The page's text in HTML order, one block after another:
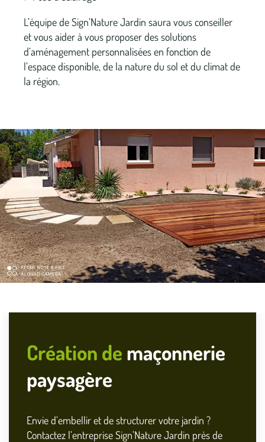
L’équipe de Sign’Nature Jardin saura vous conseiller
et vous aider à vous proposer des solutions
d’aménagement personnalisées en fonction de
l’espace disponible, de la nature du sol et du climat de
la région.
Création de maçonnerie
paysagère
Envie d’embellir et de structurer votre jardin ?
Contactez l’entreprise Sign’Nature Jardin près de